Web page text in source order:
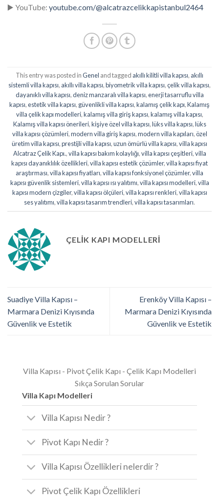
▶️ YouTube: youtube.com/@alcatrazcelikkapistanbul2464
This entry was posted inGenel and tagged akıllı kilitli villa kapısı, akıllı
sistemli villa kapısı, akıllı villa kapısı,biyometrik villa kapısı,çelik villa kapısı,
dayanıklı villa kapısı,deniz manzaralı villa kapısı,enerji tasarruflu villa
kapısı,estetik villa kapısı, güvenlikli villa kapısı,kalamış çelik kapı,Kalamış
villa çelik kapı modelleri,kalamış villa giriş kapısı,kalamış villa kapısı,
Kalamış villa kapısı önerileri,kişiye özel villa kapısı,lüks villa kapısı,lüks
villa kapısı çözümleri,modern villa giriş kapısı,modern villa kapıları,özel
üretim villa kapısı,prestijli villa kapısı,uzun ömürlü villa kapısı,villa kapısı
Alcatraz Çelik Kapı.,villa kapısı bakım kolaylığı,villa kapısı çeşitleri,villa
kapısı dayanıklılık özellikleri,villa kapısı estetik çözümler,villa kapısı fiyat
araştırması,villa kapısı fiyatları,villa kapısı fonksiyonel çözümler,villa
kapısı güvenlik sistemleri,villa kapısı ısı yalıtımı,villa kapısı modelleri,villa
kapısı modern çizgiler,villa kapısı ölçüleri,villa kapısı renkleri,villa kapısı
ses yalıtımı,villa kapısı tasarım trendleri,villa kapısı tasarımları.
ÇELIK KAPI MODELLERI
Suadiye Villa Kapısı –
Marmara Denizi Kıyısında
Güvenlik ve Estetik
Erenköy Villa Kapısı –
Marmara Denizi Kıyısında
Güvenlik ve Estetik
Villa Kapısı - Pivot Çelik Kapı - Çelik Kapı Modelleri
Sıkça Sorulan Sorular
Villa Kapı Modelleri
Villa Kapısı Nedir ?
Pivot Kapı Nedir ?
Villa Kapısı Özellikleri nelerdir ?
Pivot Çelik Kapı Özellikleri